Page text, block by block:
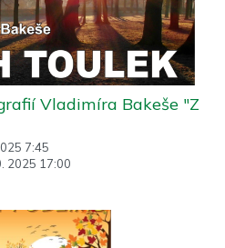
7:45
2025 17:00
Vladimíra Bakeše "Z